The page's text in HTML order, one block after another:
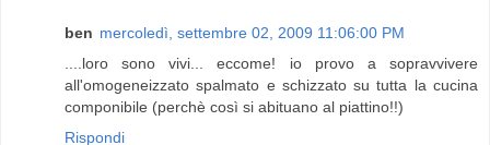
ben mercoledì, settembre 02, 2009 11:06:00 PM
....loro sono vivi... eccome! io provo a sopravvivere
all'omogeneizzato spalmato e schizzato su tutta la cucina
componibile (perchè così si abituano al piattino!!)
Rispondi